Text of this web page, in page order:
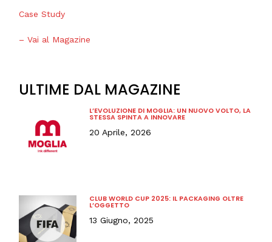
Case Study
– Vai al Magazine
ULTIME DAL MAGAZINE
L’EVOLUZIONE DI MOGLIA: UN NUOVO VOLTO, LA
STESSA SPINTA A INNOVARE
20 Aprile, 2026
CLUB WORLD CUP 2025: IL PACKAGING OLTRE
L’OGGETTO
13 Giugno, 2025